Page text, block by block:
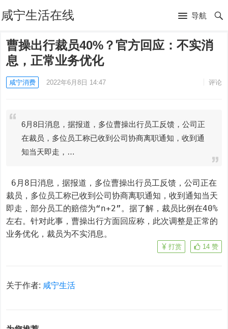
咸宁生活在线 导航
曹操出行裁员40%？官方回应：不实消
息，正常业务优化
咸宁消费 2022年6月8日 14:47 评论
6月8日消息，据报道，多位曹操出行员工反馈，公司正
在裁员，多位员工称已收到公司协商离职通知，收到通
知当天即走，…
裁员，多位员工称已收到公司协商离职通知，收到通知当天
即走，部分员工的赔偿为“n+2”。据了解，裁员比例在40%
左右。针对此事，曹操出行方面回应称，此次调整是正常的
业务优化，裁员为不实消息。
14 赞
打赏
关于作者: 咸宁生活